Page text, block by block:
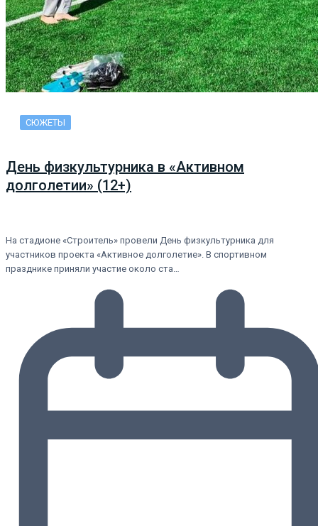
СЮЖЕТЫ
День физкультурника в «Активном
долголетии» (12+)
На стадионе «Строитель» провели День физкультурника для
участников проекта «Активное долголетие». В спортивном
празднике приняли участие около ста…